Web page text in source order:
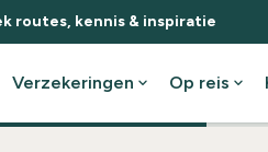
routes, kennis & inspiratie
Verzekeringen expand_more Op reis expand_more